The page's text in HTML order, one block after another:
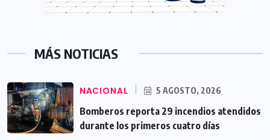
MÁS NOTICIAS
NACIONAL 5 AGOSTO, 2026
Bomberos reporta 29 incendios atendidos
durante los primeros cuatro días